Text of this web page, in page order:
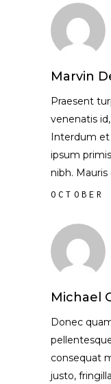
Marvin
Praesent
venenatis
Interdum et
ipsum
nibh.
Michael
Donec
consequat
justo,